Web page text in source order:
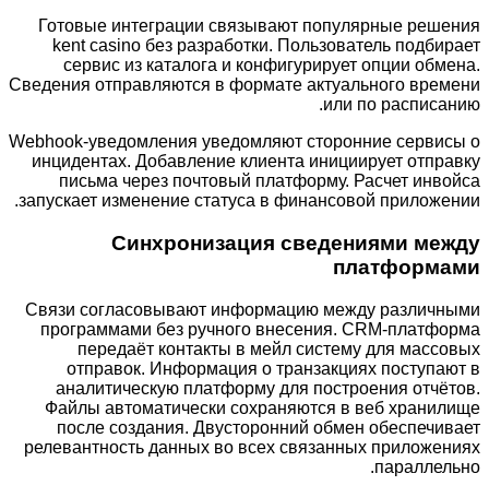
Готовые интеграции связывают популярные решения
kent casino без разработки. Пользователь подбирает
сервис из каталога и конфигурирует опции обмена.
Сведения отправляются в формате актуального времени
или по расписанию.
Webhook-уведомления уведомляют сторонние сервисы о
инцидентах. Добавление клиента инициирует отправку
письма через почтовый платформу. Расчет инвойса
запускает изменение статуса в финансовой приложении.
Синхронизация сведениями между
платформами
Связи согласовывают информацию между различными
программами без ручного внесения. CRM-платформа
передаёт контакты в мейл систему для массовых
отправок. Информация о транзакциях поступают в
аналитическую платформу для построения отчётов.
Файлы автоматически сохраняются в веб хранилище
после создания. Двусторонний обмен обеспечивает
релевантность данных во всех связанных приложениях
параллельно.